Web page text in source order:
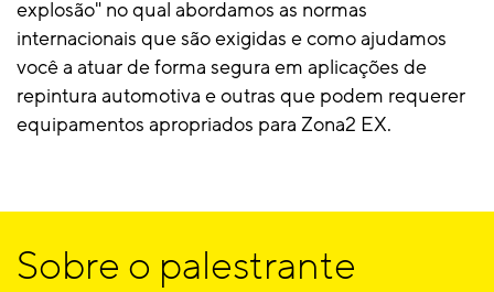
explosão" no qual abordamos as normas
internacionais que são exigidas e como ajudamos
você a atuar de forma segura em aplicações de
repintura automotiva e outras que podem requerer
equipamentos apropriados para Zona2 EX.
Sobre o palestrante